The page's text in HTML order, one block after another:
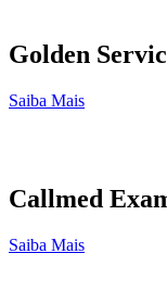
Golden
Saiba Mais
Callmed
Saiba Mais